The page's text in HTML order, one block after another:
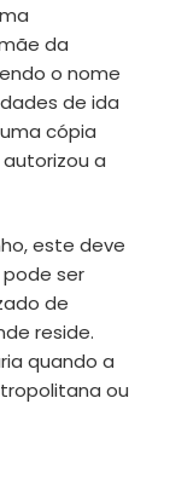
da
o nome
de ida
cópia
a
este deve
ser
de
reside.
quando a
ou